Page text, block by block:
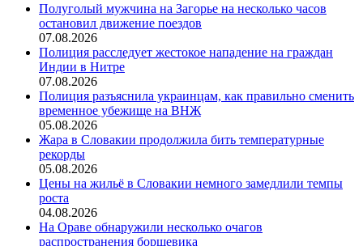
Полуголый мужчина на Загорье на несколько часов
остановил движение поездов
07.08.2026
Полиция расследует жестокое нападение на граждан
Индии в Нитре
07.08.2026
Полиция разъяснила украинцам, как правильно сменить
временное убежище на ВНЖ
05.08.2026
Жара в Словакии продолжила бить температурные
рекорды
05.08.2026
Цены на жильё в Словакии немного замедлили темпы
роста
04.08.2026
На Ораве обнаружили несколько очагов
распространения борщевика